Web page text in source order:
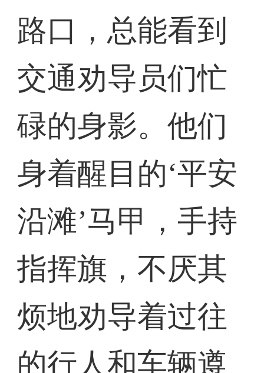
路口，总能看到
交通劝导员们忙
碌的身影。他们
身着醒目的‘平安
沿滩’马甲，手持
指挥旗，不厌其
烦地劝导着过往
的行人和车辆遵